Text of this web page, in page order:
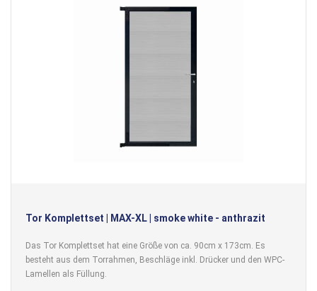
Tor Komplettset | MAX-XL | smoke white - anthrazit
Das Tor Komplettset hat eine Größe von ca. 90cm x 173cm. Es
besteht aus dem Torrahmen, Beschläge inkl. Drücker und den WPC-
Lamellen als Füllung.